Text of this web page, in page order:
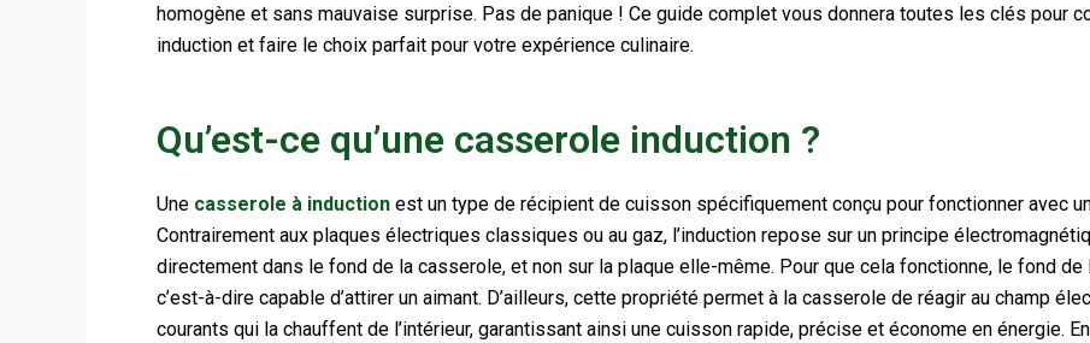
homogène et sans mauvaise surprise. Pas de panique ! Ce guide complet vous donnera toutes les clés pour
induction et faire le choix parfait pour votre expérience culinaire.
Qu’est-ce qu’une casserole induction ?
Une casserole à induction est un type de récipient de cuisson spécifiquement conçu pour fonctionner avec
Contrairement aux plaques électriques classiques ou au gaz, l’induction repose sur un principe
directement dans le fond de la casserole, et non sur la plaque elle-même. Pour que cela fonctionne, le fond
c’est-à-dire capable d’attirer un aimant. D’ailleurs, cette propriété permet à la casserole de réagir au champ
courants qui la chauffent de l’intérieur, garantissant ainsi une cuisson rapide, précise et économe en énergie.